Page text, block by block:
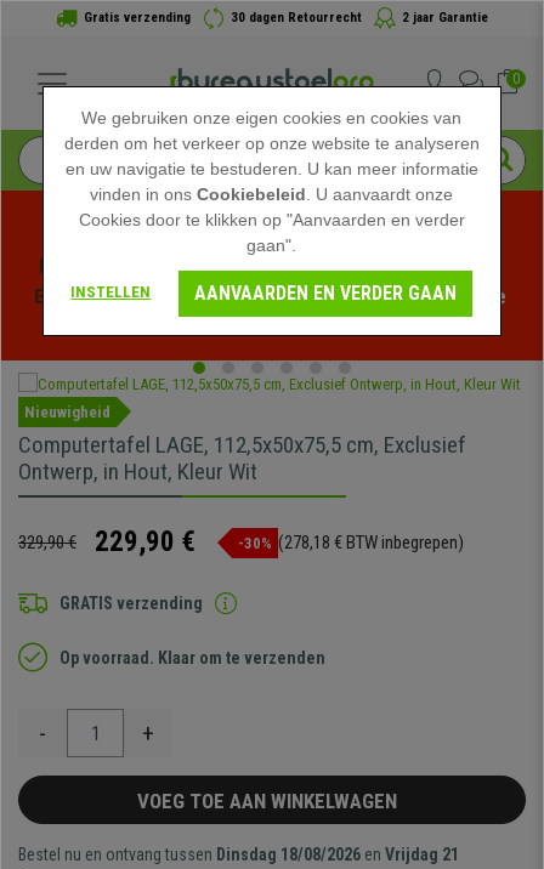
Gratis verzending 30 dagen Retourrecht 2 jaar Garantie
0
Profiteer van de Zomeruitverkoop bij bureaustoelpro!
Exclusieve kortingen voor een beperkte tijd - Bekijk de
Nieuwigheid
Computertafel LAGE, 112,5x50x75,5 cm, Exclusief
Ontwerp, in Hout, Kleur Wit
329,90 € 229,90 € -30% (278,18 € BTW inbegrepen)
GRATIS verzending
Op voorraad. Klaar om te verzenden
- +
VOEG TOE AAN WINKELWAGEN
Bestel nu en ontvang tussen Dinsdag 18/08/2026 en Vrijdag 21
We gebruiken onze eigen cookies en cookies van
derden om het verkeer op onze website te analyseren
en uw navigatie te bestuderen. U kan meer informatie
vinden in onsCookiebeleid . U aanvaardt onze
Cookies door te klikken op "Aanvaarden en verder
gaan".
INSTELLEN AANVAARDEN EN VERDER GAAN